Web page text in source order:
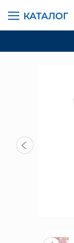
КАТАЛОГ
ГЛАВНАЯ СТРАНИЦА